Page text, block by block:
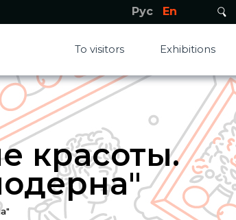
Рус En
To visitors Exhibitions
красоты.